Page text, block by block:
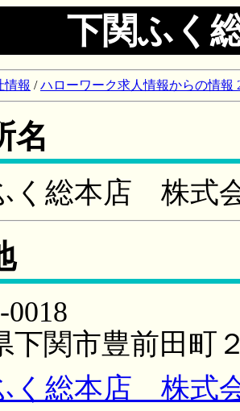
下関ふく
情報 /ハローワーク求人情報からの情報
名
く総本店 株式
0018
下関市豊前田町
く総本店 株式